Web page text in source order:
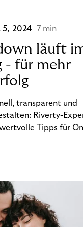
5, 2024 7 min
läuft
- für mehr
transparent und
Riverty-
Tipps für